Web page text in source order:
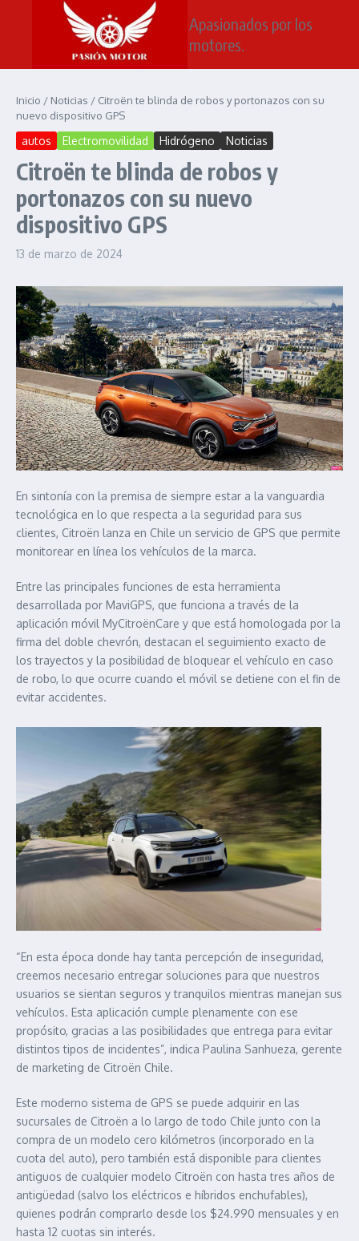
Saltar al contenido
Apasionados por los
motores.
Inicio / Noticias / Citroën te blinda de robos y portonazos con su
nuevo dispositivo GPS
autos Electromovilidad Hidrógeno Noticias
Citroën te blinda de robos y
portonazos con su nuevo
dispositivo GPS
13 de marzo de 2024
En sintonía con la premisa de siempre estar a la vanguardia
tecnológica en lo que respecta a la seguridad para sus
clientes, Citroën lanza en Chile un servicio de GPS que permite
monitorear en línea los vehículos de la marca.
Entre las principales funciones de esta herramienta
desarrollada por MaviGPS, que funciona a través de la
aplicación móvil MyCitroënCare y que está homologada por la
firma del doble chevrón, destacan el seguimiento exacto de
los trayectos y la posibilidad de bloquear el vehículo en caso
de robo, lo que ocurre cuando el móvil se detiene con el fin de
evitar accidentes.
“En esta época donde hay tanta percepción de inseguridad,
creemos necesario entregar soluciones para que nuestros
usuarios se sientan seguros y tranquilos mientras manejan sus
vehículos. Esta aplicación cumple plenamente con ese
propósito, gracias a las posibilidades que entrega para evitar
distintos tipos de incidentes”, indica Paulina Sanhueza, gerente
de marketing de Citroën Chile.
Este moderno sistema de GPS se puede adquirir en las
sucursales de Citroën a lo largo de todo Chile junto con la
compra de un modelo cero kilómetros (incorporado en la
cuota del auto), pero también está disponible para clientes
antiguos de cualquier modelo Citroën con hasta tres años de
antigüedad (salvo los eléctricos e híbridos enchufables),
quienes podrán comprarlo desde los $24.990 mensuales y en
hasta 12 cuotas sin interés.